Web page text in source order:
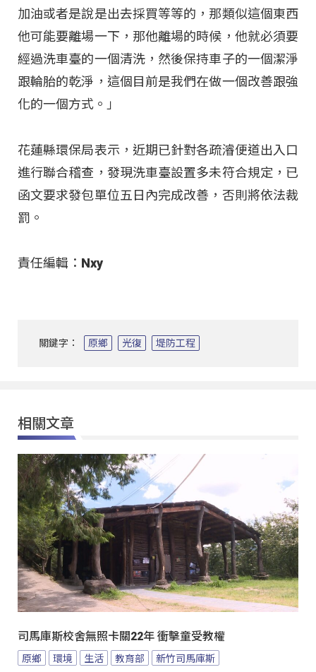
加油或者是說是出去採買等等的，那類似這個東西
他可能要離場一下，那他離場的時候，他就必須要
經過洗車臺的一個清洗，然後保持車子的一個潔淨
跟輪胎的乾淨，這個目前是我們在做一個改善跟強
化的一個方式。」
花蓮縣環保局表示，近期已針對各疏濬便道出入口
進行聯合稽查，發現洗車臺設置多未符合規定，已
函文要求發包單位五日內完成改善，否則將依法裁
罰。
責任編輯：Nxy
關鍵字： 原鄉 光復 堤防工程
相關文章
司馬庫斯校舍無照卡關22年 衝擊童受教權
原鄉 環境 生活 教育部 新竹司馬庫斯